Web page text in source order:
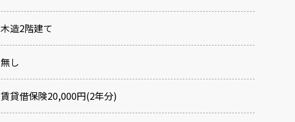
木造2階建て
無し
賃貸借保険20,000円(2年分)